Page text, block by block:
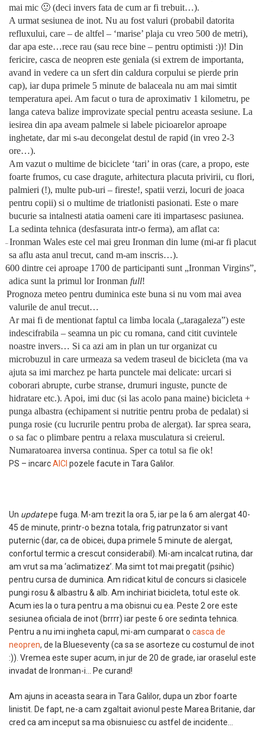
mai mic 🙂 (deci invers fata de cum ar fi trebuit…).
A urmat sesiunea de inot. Nu au fost valuri (probabil datorita
refluxului, care – de altfel – ‘marise’ plaja cu vreo 500 de metri),
dar apa este…rece rau (sau rece bine – pentru optimisti :))! Din
fericire, casca de neopren este geniala (si extrem de importanta,
avand in vedere ca un sfert din caldura corpului se pierde prin
cap), iar dupa primele 5 minute de balaceala nu am mai simtit
temperatura apei. Am facut o tura de aproximativ 1 kilometru, pe
langa cateva balize improvizate special pentru aceasta sesiune. La
iesirea din apa aveam palmele si labele picioarelor aproape
inghetate, dar mi s-au decongelat destul de rapid (in vreo 2-3
ore…).
Am vazut o multime de biciclete ‘tari’ in oras (care, a propo, este
foarte frumos, cu case dragute, arhitectura placuta privirii, cu flori,
palmieri (!), multe pub-uri – fireste!, spatii verzi, locuri de joaca
pentru copii) si o multime de triatlonisti pasionati. Este o mare
bucurie sa intalnesti atatia oameni care iti impartasesc pasiunea.
La sedinta tehnica (desfasurata intr-o ferma), am aflat ca:
– Ironman Wales este cel mai greu Ironman din lume (mi-ar fi placut
sa aflu asta anul trecut, cand m-am inscris…).
600 dintre cei aproape 1700 de participanti sunt „Ironman Virgins”,
adica sunt la primul lor Ironman full!
Prognoza meteo pentru duminica este buna si nu vom mai avea
valurile de anul trecut…
Ar mai fi de mentionat faptul ca limba locala („taragaleza”) este
indescifrabila – seamna un pic cu romana, cand citit cuvintele
noastre invers… Si ca azi am in plan un tur organizat cu
microbuzul in care urmeaza sa vedem traseul de bicicleta (ma va
ajuta sa imi marchez pe harta punctele mai delicate: urcari si
coborari abrupte, curbe stranse, drumuri inguste, puncte de
hidratare etc.). Apoi, imi duc (si las acolo pana maine) bicicleta +
punga albastra (echipament si nutritie pentru proba de pedalat) si
punga rosie (cu lucrurile pentru proba de alergat). Iar sprea seara,
o sa fac o plimbare pentru a relaxa musculatura si creierul.
Numaratoarea inversa continua. Sper ca totul sa fie ok!
PS – incarcAICI pozele facute in Tara Galilor.
Un updatepe fuga. M-am trezit la ora 5, iar pe la 6 am alergat 40-
45 de minute, printr-o bezna totala, frig patrunzator si vant
puternic (dar, ca de obicei, dupa primele 5 minute de alergat,
confortul termic a crescut considerabil). Mi-am incalcat rutina, dar
am vrut sa ma ‘aclimatizez’. Ma simt tot mai pregatit (psihic)
pentru cursa de duminica. Am ridicat kitul de concurs si clasicele
pungi rosu & albastru & alb. Am inchiriat bicicleta, totul este ok.
Acum ies la o tura pentru a ma obisnui cu ea. Peste 2 ore este
sesiunea oficiala de inot (brrrr) iar peste 6 ore sedinta tehnica.
Pentru a nu imi ingheta capul, mi-am cumparat o casca de
neopren, de la Blueseventy (ca sa se asorteze cu costumul de inot
:)). Vremea este super acum, in jur de 20 de grade, iar oraselul este
invadat de Ironman-i… Pe curand!
Am ajuns in aceasta seara in Tara Galilor, dupa un zbor foarte
linistit. De fapt, ne-a cam zgaltait avionul peste Marea Britanie, dar
cred ca am inceput sa ma obisnuiesc cu astfel de incidente…